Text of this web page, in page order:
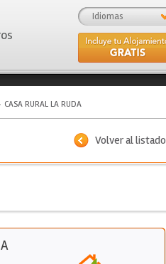
Idiomas
CASA RURAL LA RUDA
Volver al listado